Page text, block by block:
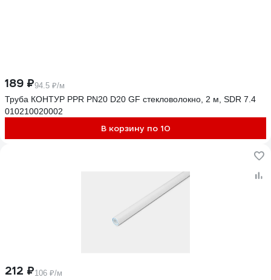
189 ₽94.5 ₽/м
Труба КОНТУР PPR PN20 D20 GF стекловолокно, 2 м, SDR 7.4
010210020002
В корзину по 10
212 ₽106 ₽/м